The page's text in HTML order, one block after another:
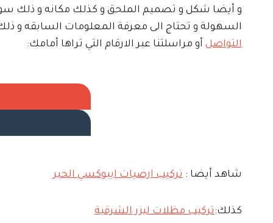
و أيضا شكل و تصميم الملحق و كذلك مكانه و ذلك
السهولة و تحتاج الى معرفة المعلومات السابقه و
التواصل أو مراسلتنا عبر الارقام التي تراها أمامك:
شاهد أيضا : تركيب ارضيات ايبوكسي الخبر
كذلك:تركيب مظلات ليزر الشرقية